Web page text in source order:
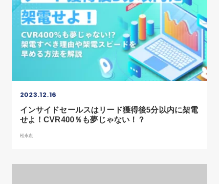
2023.12.16
インサイドセールスはリード獲得後5分以内に架電
せよ！CVR400％も夢じゃない！？
松永創